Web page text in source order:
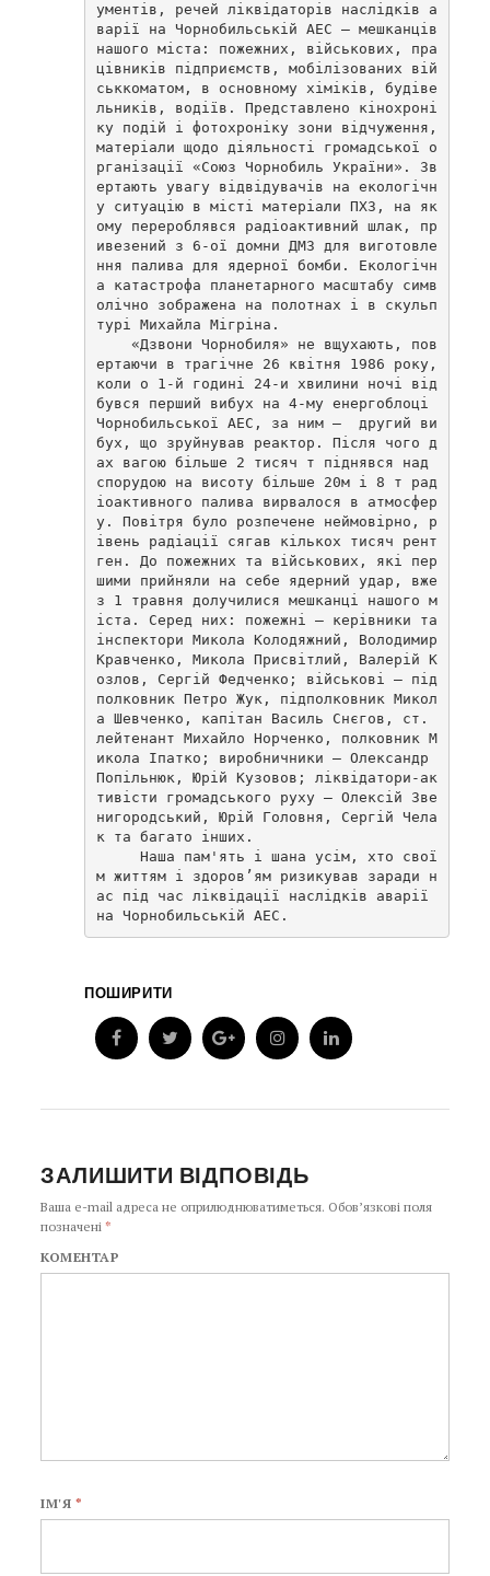
ументів, речей ліквідаторів наслідків а
варії на Чорнобильській АЕС – мешканців
нашого міста: пожежних, військових, пра
цівників підприємств, мобілізованих вій
ськкоматом, в основному хіміків, будіве
льників, водіїв. Представлено кінохроні
ку подій і фотохроніку зони відчуження,
матеріали щодо діяльності громадської о
рганізації «Союз Чорнобиль України». Зв
ертають увагу відвідувачів на екологічн
у ситуацію в місті матеріали ПХЗ, на як
ому перероблявся радіоактивний шлак, пр
ивезений з 6-ої домни ДМЗ для виготовле
ння палива для ядерної бомби. Екологічн
а катастрофа планетарного масштабу симв
олічно зображена на полотнах і в скульп
турі Михайла Мігріна.
ертаючи в трагічне 26 квітня 1986 року,
коли о 1-й годині 24-и хвилини ночі від
бувся перший вибух на 4-му енергоблоці
Чорнобильської АЕС, за ним –  другий ви
бух, що зруйнував реактор. Після чого д
ах вагою більше 2 тисяч т піднявся над
спорудою на висоту більше 20м і 8 т рад
іоактивного палива вирвалося в атмосфер
у. Повітря було розпечене неймовірно, р
івень радіації сягав кількох тисяч рент
ген. До пожежних та військових, які пер
шими прийняли на себе ядерний удар, вже
з 1 травня долучилися мешканці нашого м
іста. Серед них: пожежні – керівники та
інспектори Микола Колодяжний, Володимир
Кравченко, Микола Присвітлий, Валерій К
озлов, Сергій Федченко; військові – під
полковник Петро Жук, підполковник Микол
а Шевченко, капітан Василь Снєгов, ст.
лейтенант Михайло Норченко, полковник М
икола Іпатко; виробничники – Олександр
Попільнюк, Юрій Кузовов; ліквідатори-ак
тивісти громадського руху – Олексій Зве
нигородський, Юрій Головня, Сергій Чела
к та багато інших.
м життям і здоров’ям ризикував заради н
ас під час ліквідації наслідків аварії
на Чорнобильській АЕС.
ПОШИРИТИ
ЗАЛИШИТИ ВІДПОВІДЬ
Ваша e-mail адреса не оприлюднюватиметься. Обов’язкові поля
позначені*
КОМЕНТАР
ІМ'Я *